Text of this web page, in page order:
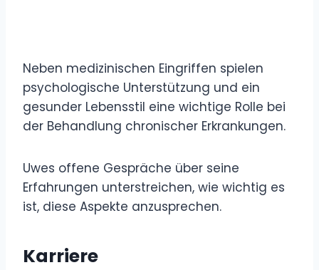
Neben medizinischen Eingriffen spielen
psychologische Unterstützung und ein
gesunder Lebensstil eine wichtige Rolle bei
der Behandlung chronischer Erkrankungen.
Uwes offene Gespräche über seine
Erfahrungen unterstreichen, wie wichtig es
ist, diese Aspekte anzusprechen.
Karriere